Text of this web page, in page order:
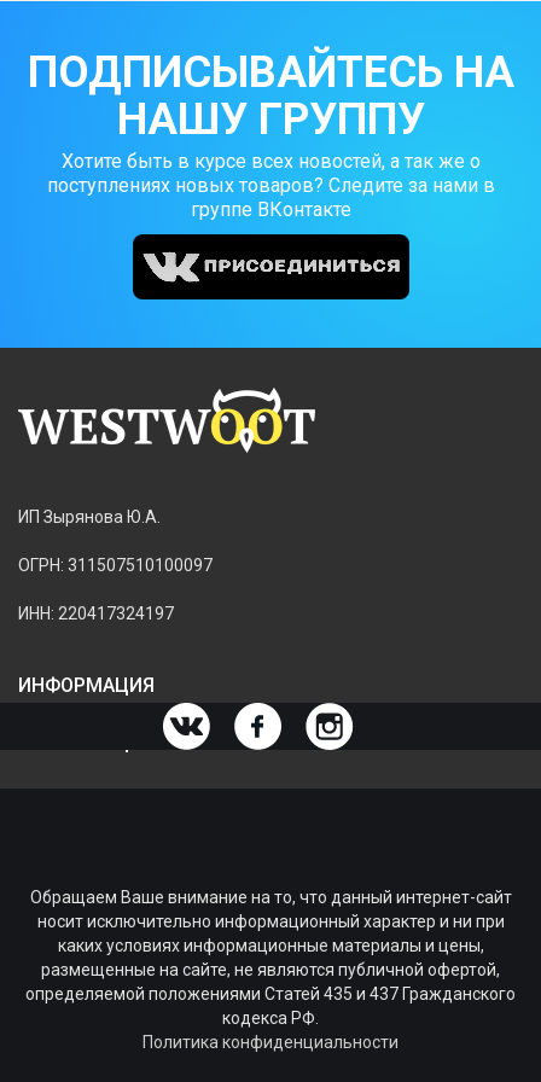
ПОДПИСЫВАЙТЕСЬ НА
НАШУ ГРУППУ
Хотите быть в курсе всех новостей, а так же о
поступлениях новых товаров? Следите за нами в
группе ВКонтакте
ИП Зырянова Ю.А.
ОГРН: 311507510100097
ИНН: 220417324197
ИНФОРМАЦИЯ
ИНФОРМАЦИЯ О МАГАЗИНЕ
Обращаем Ваше внимание на то, что данный интернет-сайт
носит исключительно информационный характер и ни при
каких условиях информационные материалы и цены,
размещенные на сайте, не являются публичной офертой,
определяемой положениями Статей 435 и 437 Гражданского
кодекса РФ.
Политика конфиденциальности